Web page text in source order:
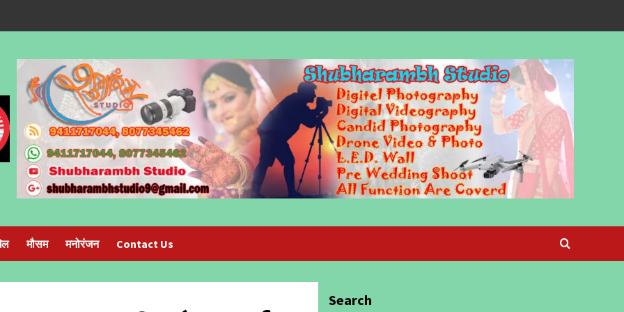
मौसम मनोरंजन Contact Us
Search